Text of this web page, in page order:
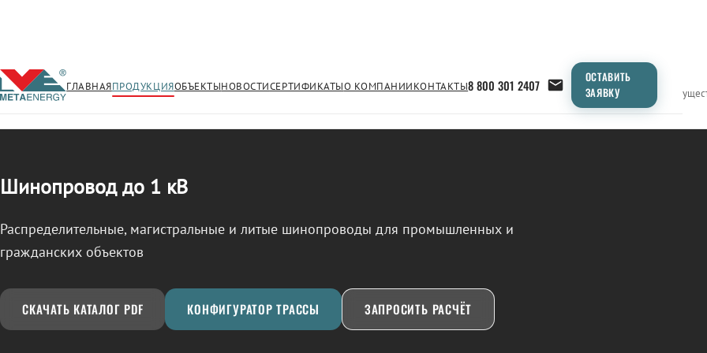
ГЛАВНАЯПРОДУКЦИЯОБЪЕКТЫНОВОСТИСЕРТИФИКАТЫО КОМПАНИИКОНТАКТЫ8 800 301 2407
ОСТАВИТЬ
ЗАЯВКУ
← Продукция/ШИНОПРОВОД Применение Продукция ТипоразмерыСравнение
Шинопровод до 1 кВ
Распределительные, магистральные и литые шинопроводы для промышленных и
гражданских объектов
СКАЧАТЬ КАТАЛОГ PDF КОНФИГУРАТОР ТРАССЫ ЗАПРОСИТЬ РАСЧЁТ